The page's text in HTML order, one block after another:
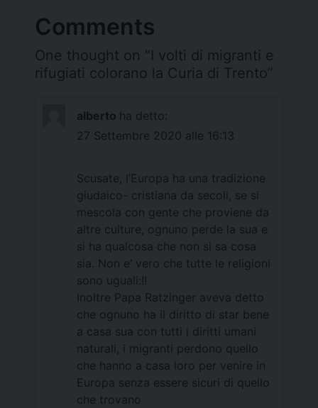
Comments
One thought on “I volti di migranti e
rifugiati colorano la Curia di Trento”
alberto ha detto:
27 Settembre 2020 alle 16:13
Scusate, l’Europa ha una tradizione
giudaico- cristiana da secoli, se si
mescola con gente che proviene da
altre culture, ognuno perde la sua e
si ha qualcosa che non si sa cosa
sia. Non e’ vero che tutte le religioni
sono uguali:!!
Inoltre Papa Ratzinger aveva detto
che ognuno ha il diritto di star bene
a casa sua con tutti i diritti umani
naturali, i migranti perdono quello
che hanno a casa loro per venire in
Europa senza essere sicuri di quello
che trovano